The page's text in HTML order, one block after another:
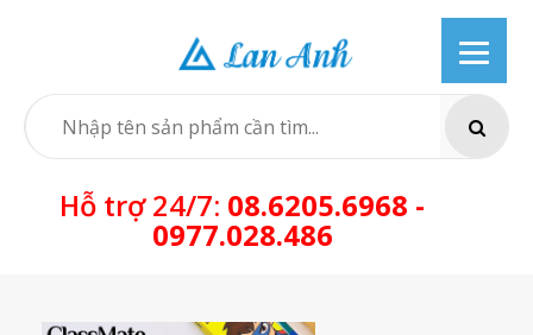
SEARCH
Hỗ trợ 24/7: 08.6205.6968 -
0977.028.486